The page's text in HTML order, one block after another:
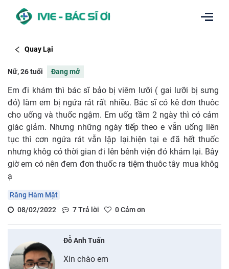
Quay Lại
Nữ, 26 tuổi Đang mở
Em đi khám thì bác sĩ bảo bị viêm lưỡi ( gai lưỡi bị sưng
đỏ) làm em bị ngứa rát rất nhiều. Bác sĩ có kê đơn thuôc
cho uống và thuốc ngậm. Em uốg tầm 2 ngày thì có cảm
giác giảm. Nhưng những ngày tiếp theo e vẫn uống liên
tục thì cơn ngứa rát vẫn lập lại.hiện tại e đã hết thuốc
nhưng khôg có thời gian đi lên bênh viện đó khám lại. Bây
giờ em có nên đem đơn thuốc ra tiệm thuôc tây mua khôg
ạ
Răng Hàm Mặt
08/02/2022
7Trả lời 0Cảm ơn
Đỗ Anh Tuấn
Xin chào em